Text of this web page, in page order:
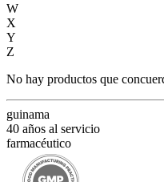
W
X
Y
Z
No hay productos que
guinama
40 años al servicio
farmacéutico